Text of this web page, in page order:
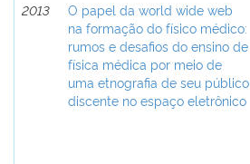
2013
O papel da world wide web
na formação do físico médico:
rumos e desafios do ensino de
física médica por meio de
uma etnografia de seu público
discente no espaço eletrônico